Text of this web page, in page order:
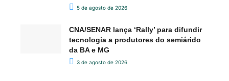
5 de agosto de 2026
CNA/SENAR lança ‘Rally’ para difundir
tecnologia a produtores do semiárido
da BA e MG
3 de agosto de 2026